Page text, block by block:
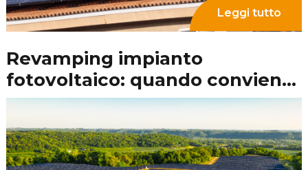
Fotovoltaico e scambio sul
posto: come funziona?